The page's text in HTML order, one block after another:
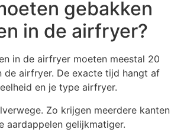
gebakken
in de airfryer?
in de airfryer moeten meestal 20
de airfryer. De exacte tijd hangt af
en je type airfryer.
Zo krijgen meerdere kanten
aardappelen gelijkmatiger.